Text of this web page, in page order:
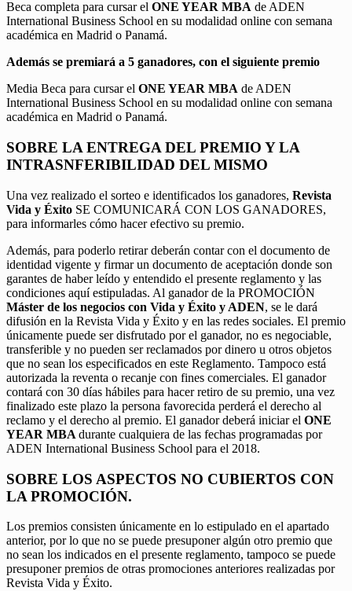
Beca completa para cursar el ONE YEAR MBA de ADEN
International Business School en su modalidad online con semana
académica en Madrid o Panamá.
Además se premiará a 5 ganadores, con el siguiente premio
Media Beca para cursar el ONE YEAR MBA de ADEN
International Business School en su modalidad online con semana
académica en Madrid o Panamá.
SOBRE LA ENTREGA DEL PREMIO Y LA
INTRASNFERIBILIDAD DEL MISMO
Una vez realizado el sorteo e identificados los ganadores, Revista
Vida y Éxito SE COMUNICARÁ CON LOS GANADORES,
para informarles cómo hacer efectivo su premio.
Además, para poderlo retirar deberán contar con el documento de
identidad vigente y firmar un documento de aceptación donde son
garantes de haber leído y entendido el presente reglamento y las
condiciones aquí estipuladas. Al ganador de la PROMOCIÓN
Máster de los negocios con Vida y Éxito y ADEN, se le dará
difusión en la Revista Vida y Éxito y en las redes sociales. El premio
únicamente puede ser disfrutado por el ganador, no es negociable,
transferible y no pueden ser reclamados por dinero u otros objetos
que no sean los especificados en este Reglamento. Tampoco está
autorizada la reventa o recanje con fines comerciales. El ganador
contará con 30 días hábiles para hacer retiro de su premio, una vez
finalizado este plazo la persona favorecida perderá el derecho al
reclamo y el derecho al premio. El ganador deberá iniciar el ONE
YEAR MBA durante cualquiera de las fechas programadas por
ADEN International Business School para el 2018.
SOBRE LOS ASPECTOS NO CUBIERTOS CON
LA PROMOCIÓN.
Los premios consisten únicamente en lo estipulado en el apartado
anterior, por lo que no se puede presuponer algún otro premio que
no sean los indicados en el presente reglamento, tampoco se puede
presuponer premios de otras promociones anteriores realizadas por
Revista Vida y Éxito.